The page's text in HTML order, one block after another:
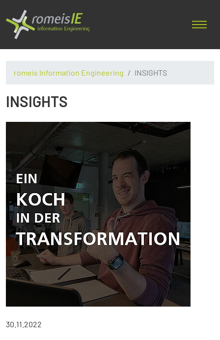
romeis Information Engineering INSIGHTS
INSIGHTS
30.11.2022